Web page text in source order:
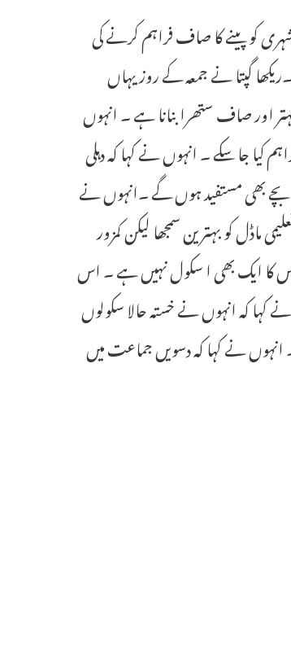
ہر شہری کو پینے کا صاف فراہم کرنے کی
گپتا نے جمعہ کے روز یہاں
اور صاف ستھرا بنانا ہے ۔ انہوں
کیا جا سکے ۔ انہوں نے کہا کہ دہلی
بچے بھی مستفید ہوں گے ۔انہوں نے
ماڈل کو بہترین سمجھا لیکن کمزور
کا ایک بھی ا سکول نہیں ہے ۔ اس
کہ انہوں نے خستہ حالا سکولوں
کیا گیا ہے ۔ انہوں نے کہا کہ دسویں جماعت میں